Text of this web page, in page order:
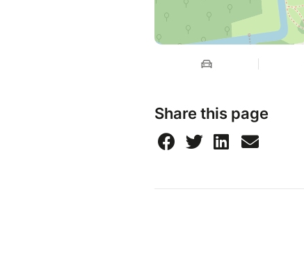
Share this page